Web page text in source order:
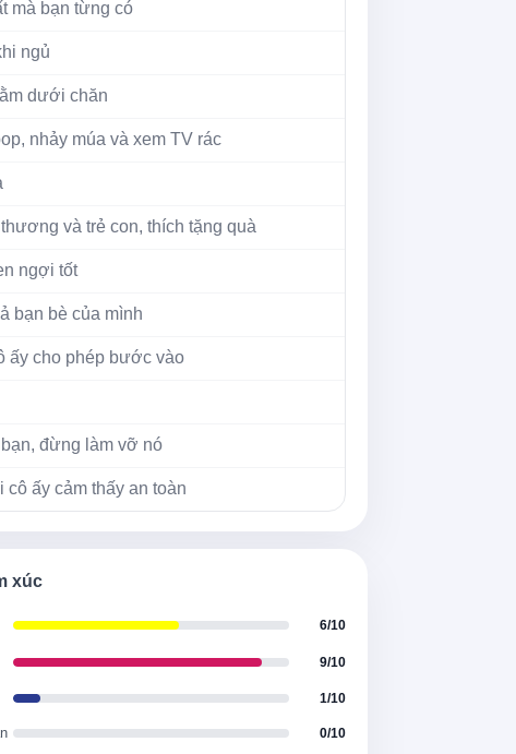
mà bạn từng có
ngủ
dưới chăn
nhảy múa và xem TV rác
và trẻ con, thích tặng quà
ngợi tốt
bạn bè của mình
ấy cho phép bước vào
đừng làm vỡ nó
ấy cảm thấy an toàn
cô ấy
thể sụp đổ
qua
xúc
6/10
9/10
1/10
0/10